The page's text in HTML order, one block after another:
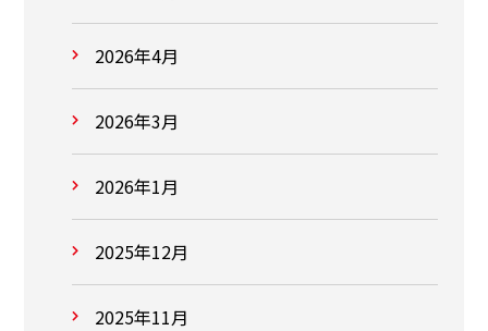
2026年4月
2026年3月
2026年1月
2025年12月
2025年11月